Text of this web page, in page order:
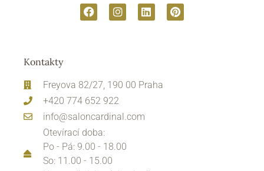
Kontakty
Freyova 82/27, 190 00 Praha
+420 774 652 922
info@saloncardinal.com
Otevírací doba:
Po - Pá: 9.00 - 18.00
So: 11.00 - 15.00